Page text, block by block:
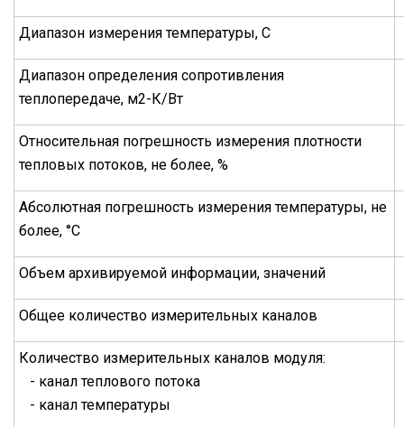
Диапазон измерения температуры, С
Диапазон определения сопротивления
теплопередаче, м2-К/Вт
Относительная погрешность измерения плотности
тепловых потоков, не более, %
Абсолютная погрешность измерения температуры, не
более, °С
Объем архивируемой информации, значений
Общее количество измерительных каналов
Количество измерительных каналов модуля:
- канал теплового потока
- канал температуры